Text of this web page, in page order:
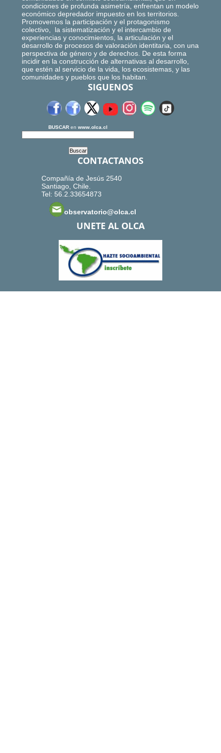
condiciones de profunda asimetría, enfrentan un modelo
económico depredador impuesto en los territorios.
Promovemos la participación y el protagonismo
colectivo, la sistematización y el intercambio de
experiencias y conocimientos, la articulación y el
desarrollo de procesos de valoración identitaria, con una
perspectiva de género y de derechos. De esta forma
incidir en la construcción de alternativas al desarrollo,
que estén al servicio de la vida, los ecosistemas, y las
comunidades y pueblos que los habitan.
SIGUENOS
BUSCAR en www.olca.cl
CONTACTANOS
Compañía de Jesús 2540
Santiago, Chile.
Tel: 56.2.33654873
observatorio@olca.cl
UNETE AL OLCA